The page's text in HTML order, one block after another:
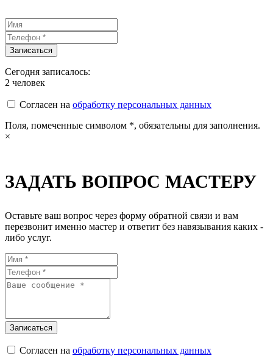
Сегодня записалось:
2 человек
Согласен на обработку персональных данных
Поля, помеченные символом *, обязательны для заполнения.
×
ЗАДАТЬ ВОПРОС МАСТЕРУ
Оставьте ваш вопрос через форму обратной связи и вам
перезвонит именно мастер и ответит без навязывания каких -
либо услуг.
Согласен на обработку персональных данных